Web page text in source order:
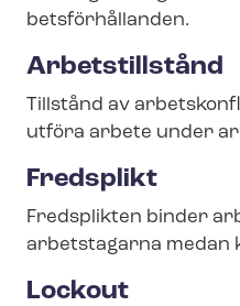
bets­för­hål­lan­den.
Arbetstillstånd
Tillstånd av
utföra arbete under
Fredsplikt
Fredsplikten binder
arbetstagarna medan
Lockout